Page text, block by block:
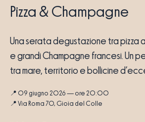
Pizza & Champagne
Una serata degustazione tra pizza
e grandi Champagne francesi. Un
tra mare, territorio e bollicine
📍 09 giugno 2026 — ore 20:00
📍 Via Roma 70, Gioia del Colle